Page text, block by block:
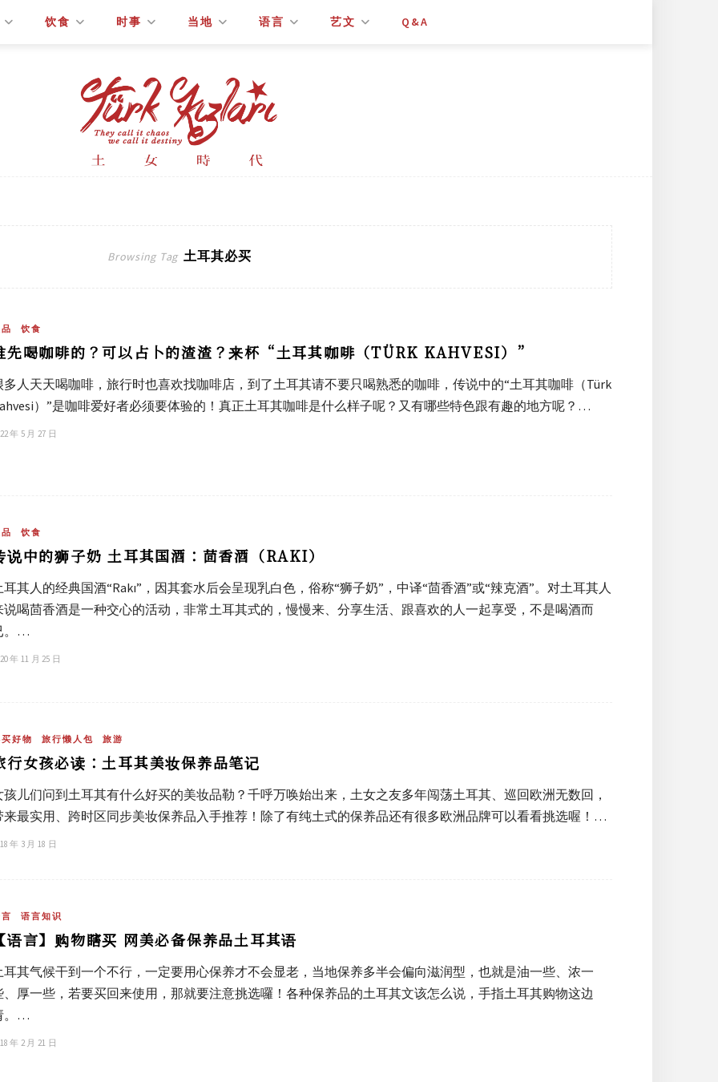
饮食 时事 当地 语言 艺文 Q&A
Browsing Tag 土耳其必买
饮食
先喝咖啡的？可以占卜的渣渣？来杯“土耳其咖啡（TÜRK KAHVESI）”
多人天天喝咖啡，旅行时也喜欢找咖啡店，到了土耳其请不要只喝熟悉的咖啡，传说中的“土耳其咖啡（Türk
）”是咖啡爱好者必须要体验的！真正土耳其咖啡是什么样子呢？又有哪些特色跟有趣的地方呢？…
年 5 月 27 日
饮食
说中的狮子奶 土耳其国酒：茴香酒（RAKI）
耳其人的经典国酒“Rakı”，因其套水后会呈现乳白色，俗称“狮子奶”，中译“茴香酒”或“辣克酒”。对土耳其人
说喝茴香酒是一种交心的活动，非常土耳其式的，慢慢来、分享生活、跟喜欢的人一起享受，不是喝酒而
。…
年 11 月 25 日
好物 旅行懒人包 旅游
行女孩必读：土耳其美妆保养品笔记
孩儿们问到土耳其有什么好买的美妆品勒？千呼万唤始出来，土女之友多年闯荡土耳其、巡回欧洲无数回，
来最实用、跨时区同步美妆保养品入手推荐！除了有纯土式的保养品还有很多欧洲品牌可以看看挑选喔！…
年 3 月 18 日
语言知识
语言】购物瞎买 网美必备保养品土耳其语
耳其气候干到一个不行，一定要用心保养才不会显老，当地保养多半会偏向滋润型，也就是油一些、浓一
、厚一些，若要买回来使用，那就要注意挑选囉！各种保养品的土耳其文该怎么说，手指土耳其购物这边
。…
年 2 月 21 日